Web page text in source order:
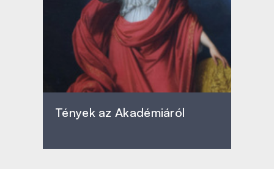
Tények az Akadémiáról